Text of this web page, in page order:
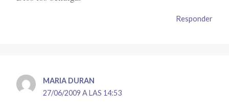
Responder
MARIA DURAN
27/06/2009 A LAS 14:53